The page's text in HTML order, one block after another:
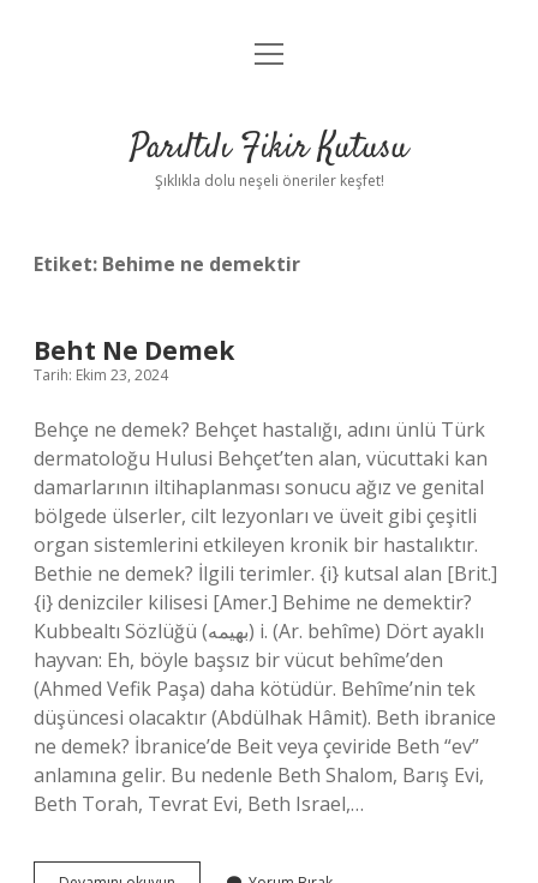
Anasayfa
Yasal Uyarı
menüyü
Parıltılı Fikir Kutusu
Şıklıkla dolu neşeli öneriler keşfet!
Etiket: Behime ne demektir
Beht Ne Demek
Tarih: Ekim 23, 2024
Behçe ne demek? Behçet hastalığı, adını ünlü Türk
dermatoloğu Hulusi Behçet’ten alan, vücuttaki kan
damarlarının iltihaplanması sonucu ağız ve genital
bölgede ülserler, cilt lezyonları ve üveit gibi çeşitli
organ sistemlerini etkileyen kronik bir hastalıktır.
Bethie ne demek? İlgili terimler. {i} kutsal alan [Brit.]
{i} denizciler kilisesi [Amer.] Behime ne demektir?
Kubbealtı Sözlüğü (ﺑﻬﻴﻤﻪ) i. (Ar. behîme) Dört ayaklı
hayvan: Eh, böyle başsız bir vücut behîme’den
(Ahmed Vefik Paşa) daha kötüdür. Behîme’nin tek
düşüncesi olacaktır (Abdülhak Hâmit). Beth ibranice
ne demek? İbranice’de Beit veya çeviride Beth “ev”
anlamına gelir. Bu nedenle Beth Shalom, Barış Evi,
Beth Torah, Tevrat Evi, Beth Israel,…